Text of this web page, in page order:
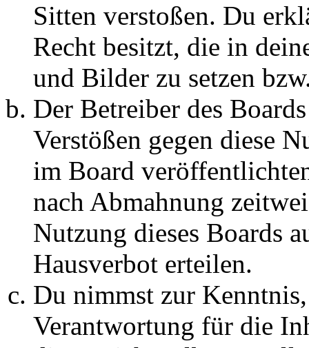
Sitten verstoßen. Du
Recht besitzt, die in
und Bilder zu setzen
Der Betreiber des
Verstößen gegen diese
im Board
nach Abmahnung
Nutzung dieses Boards
Hausverbot erteilen.
Du nimmst zur
Verantwortung für die